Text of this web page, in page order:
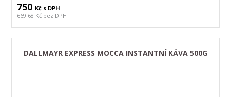
750 Kč s DPH
669.68 Kč bez DPH
DALLMAYR EXPRESS MOCCA INSTANTNÍ KÁVA 500G